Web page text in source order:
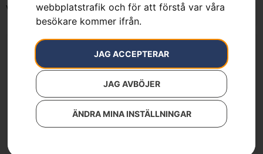
webbplatstrafik och för att förstå var våra
besökare kommer ifrån.
JAG ACCEPTERAR
JAG AVBÖJER
ÄNDRA MINA INSTÄLLNINGAR
Visar alla 4 resultat
Husqvarna 522HD60X Husqvarna 522HDR60X